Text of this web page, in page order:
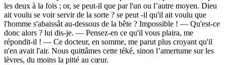
les deux à la fois ; or, se peut-il que par l'un ou l’autre moyen. Dieu
ait voulu se voir servir de la sorte ? se peut -il qu'il ait voulu que
l'homme s'abaissât au-dessous de la bête ? Impossible ! — Qu'est-ce
donc alors ? lui dis-je. — Pensez-en ce qu'il vous plaira, me
répondit-il ! — Ce docteur, en somme, me parut plus croyant qu'il
n'en avait l'air. Nous quittâmes cette téké, sinon l’amertume sur les
lèvres, du moins la pitié au cœur.